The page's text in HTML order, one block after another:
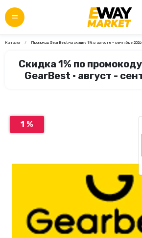
Каталог Промокод GearBest на скидку 1% в августе - сентябре 2026
Скидка 1% по
GearBest • август -
1 %